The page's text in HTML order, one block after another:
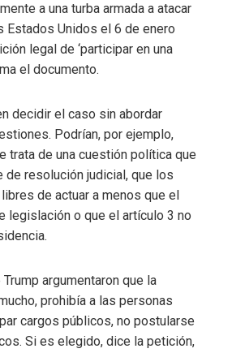
a una turba armada a atacar
Estados Unidos el 6 de enero
legal de ‘participar en una
el documento.
decidir el caso sin abordar
Podrían, por ejemplo,
trata de una cuestión política que
resolución judicial, que los
de actuar a menos que el
legislación o que el artículo 3 no
argumentaron que la
prohibía a las personas
cargos públicos, no postularse
Si es elegido, dice la petición,